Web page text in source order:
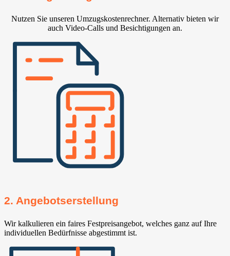
Nutzen Sie unseren Umzugskostenrechner. Alternativ bieten wir
auch Video-Calls und Besichtigungen an.
2. Angebotserstellung
Wir kalkulieren ein faires Festpreisangebot, welches ganz auf Ihre
individuellen Bedürfnisse abgestimmt ist.